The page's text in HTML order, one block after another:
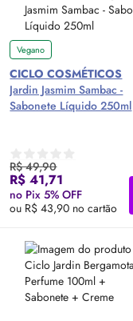
Vegano
CICLO COSMÉTICOS
Jardin Jasmim Sambac -
Sabonete Líquido 250ml
R$ 49,90
R$ 41,71
no Pix 5% OFF
ou R$ 43,90 no cartão